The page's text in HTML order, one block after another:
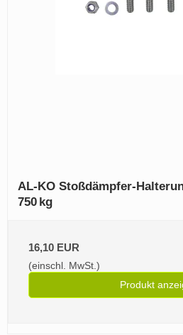
AL‑KO
750 kg
16,10 EUR
(einschl. MwSt.)
Produkt